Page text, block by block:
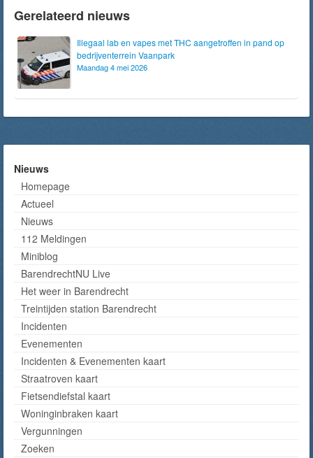
Gerelateerd nieuws
Illegaal lab en vapes met THC aangetroffen in pand op
bedrijventerrein Vaanpark
Maandag 4 mei 2026
Nieuws
Homepage
Actueel
Nieuws
112 Meldingen
Miniblog
BarendrechtNU Live
Het weer in Barendrecht
Treintijden station Barendrecht
Incidenten
Evenementen
Incidenten & Evenementen kaart
Straatroven kaart
Fietsendiefstal kaart
Woninginbraken kaart
Vergunningen
Zoeken